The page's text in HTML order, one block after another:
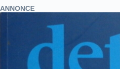
ANNONCE